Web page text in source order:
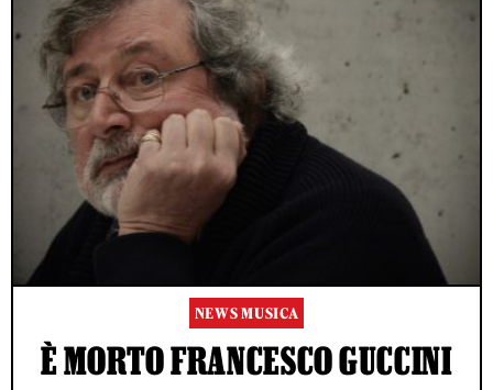
NEWS MUSICA
È MORTO FRANCESCO GUCCINI